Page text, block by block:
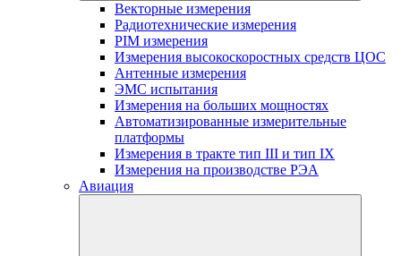
Векторные измерения
Радиотехнические измерения
PIM измерения
Измерения высокоскоростных средств ЦОС
Антенные измерения
ЭМС испытания
Измерения на больших мощностях
Автоматизированные измерительные
платформы
Измерения в тракте тип III и тип IX
Измерения на производстве РЭА
Авиация